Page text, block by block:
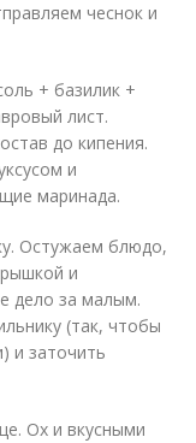
чеснок и
+ базилик +
лист.
до кипения.
и
маринада.
Остужаем блюдо,
и
дело за малым.
(так, чтобы
и заточить
Ох и вкусными